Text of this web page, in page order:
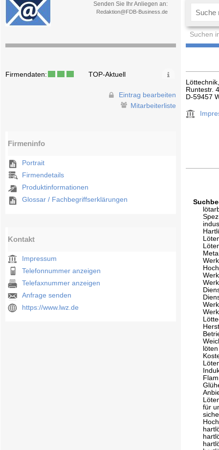
Senden Sie Ihr Anliegen an:
Redaktion@FDB-Business.de
Suchen
Firmendaten: TOP-Aktuell
Eintrag bearbeiten
Mitarbeiterliste
Firmeninfo
Portrait
Firmendetails
Produktinformationen
Glossar / Fachbegriffserklärungen
Kontakt
Impressum
Telefonnummer anzeigen
Telefaxnummer anzeigen
Anfrage senden
https://www.lwz.de
Runtestr.
D-59457
für